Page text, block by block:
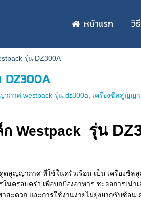
หน้าแรก วิ
รุ่น DZ300A
DZ300A
ากาศ westpack รุ่น dz300a เครื่องซีลสูญญา
Westpack รุ่น
ดสูญญากาศ ที่ใช้ในครัวเรือน เป็น เครื่องซีล
ครอบครัว เพื่อปกป้องอาหาร ชะลอการเน่า
ะดวก และการใช้งานง่ายไม่ยุ่งยากซับซ้อน